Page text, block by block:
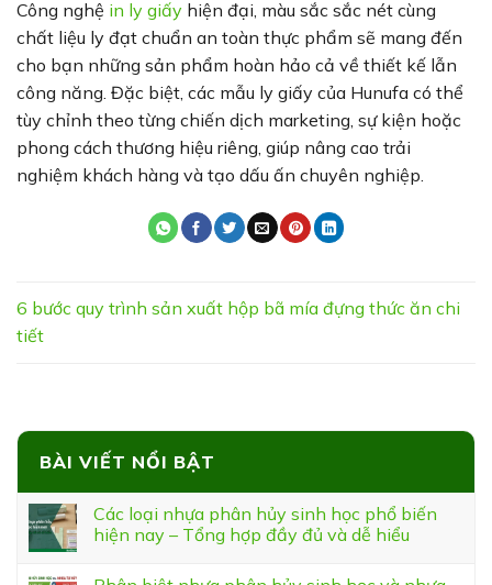
Công nghệ in ly giấy hiện đại, màu sắc sắc nét cùng
chất liệu ly đạt chuẩn an toàn thực phẩm sẽ mang đến
cho bạn những sản phẩm hoàn hảo cả về thiết kế lẫn
công năng. Đặc biệt, các mẫu ly giấy của Hunufa có thể
tùy chỉnh theo từng chiến dịch marketing, sự kiện hoặc
phong cách thương hiệu riêng, giúp nâng cao trải
nghiệm khách hàng và tạo dấu ấn chuyên nghiệp.
6 bước quy trình sản xuất hộp bã mía đựng thức ăn chi
tiết
BÀI VIẾT NỔI BẬT
Các loại nhựa phân hủy sinh học phổ biến
hiện nay – Tổng hợp đầy đủ và dễ hiểu